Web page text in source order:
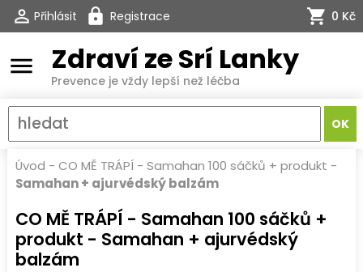
Přihlásit Registrace 0 Kč
menu Zdraví ze Srí Lanky
Prevence je vždy lepší než léčba
Úvod - CO MĚ TRÁPÍ- Samahan 100 sáčků + produkt -
Samahan + ajurvédský balzám
CO MĚ TRÁPÍ - Samahan 100 sáčků +
produkt - Samahan + ajurvédský
balzám